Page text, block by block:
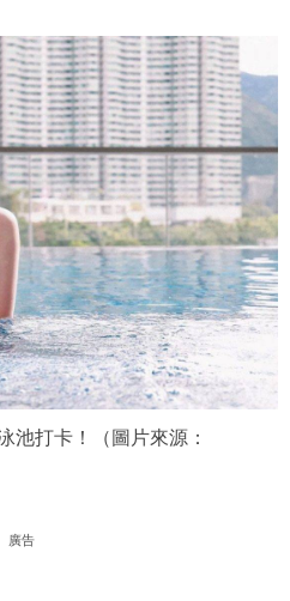
池打卡！（圖片來源：
廣告